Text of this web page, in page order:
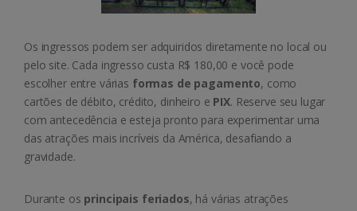
Os ingressos podem ser adquiridos diretamente no local ou
pelo site. Cada ingresso custa R$ 180,00 e você pode
escolher entre várias formas de pagamento, como
cartões de débito, crédito, dinheiro e PIX. Reserve seu lugar
com antecedência e esteja pronto para experimentar uma
das atrações mais incríveis da América, desafiando a
gravidade.
Durante os principais feriados, há várias atrações